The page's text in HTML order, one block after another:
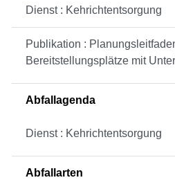
Dienst : Kehrichtentsorgung
Publikation :
Bereitstellungsplätze mit
Abfallagenda
Dienst : Kehrichtentsorgung
Abfallarten